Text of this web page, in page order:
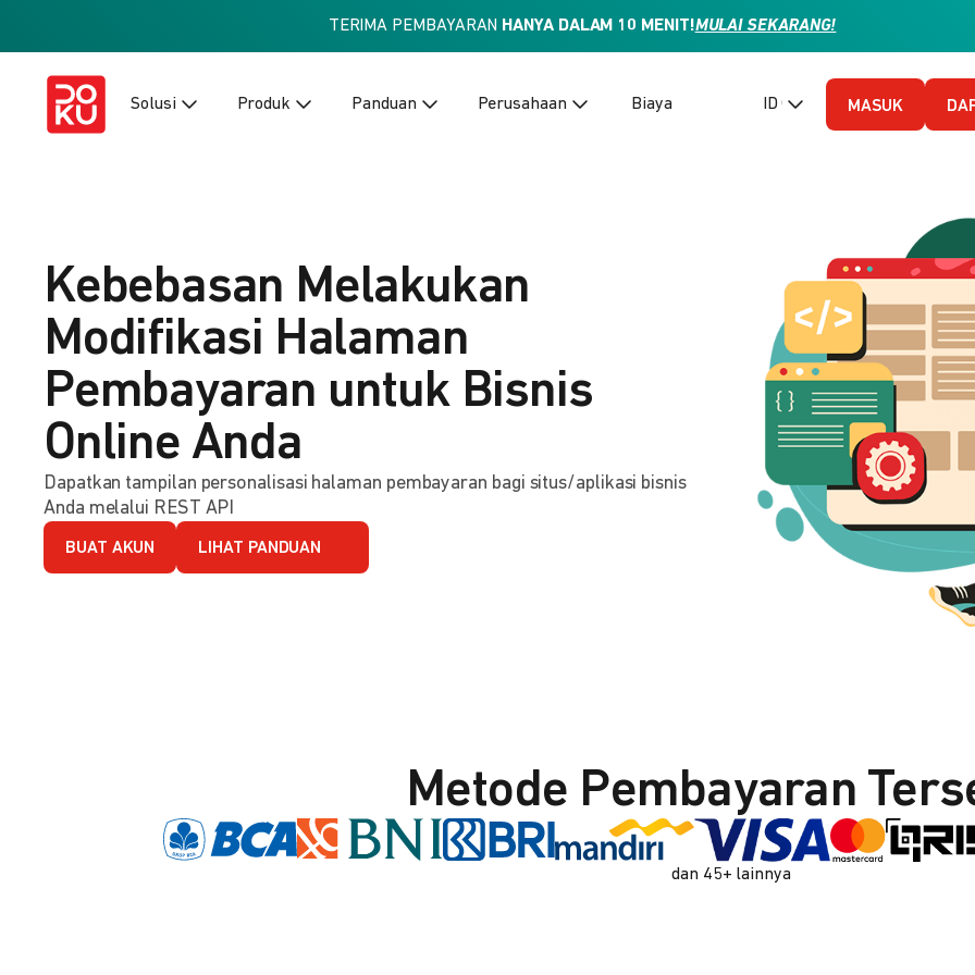
TERIMA PEMBAYARAN HANYA DALAM 10 MENIT!MULAI SEKARANG!
Solusi Produk Panduan Perusahaan Biaya ID (Bahasa Indonesia)
MASUK
Kebebasan Melakukan
Modifikasi Halaman
Pembayaran untuk Bisnis
Online Anda
Dapatkan tampilan personalisasi halaman pembayaran bagi situs/aplikasi bisnis
Anda melalui REST API
BUAT AKUN LIHAT PANDUAN
Metode Pembayaran
dan 45+ lainnya